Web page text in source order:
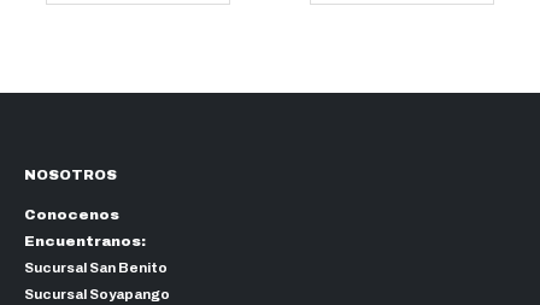
NOSOTROS
Conocenos
Encuentranos:
Sucursal San Benito
Sucursal Soyapango